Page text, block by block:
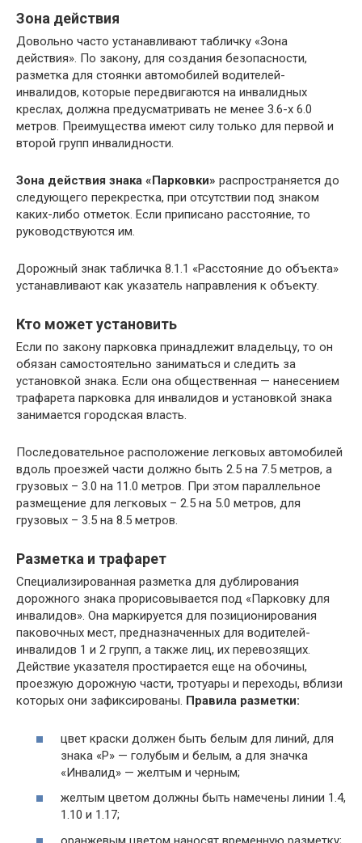
Зона действия
Довольно часто устанавливают табличку «Зона
действия». По закону, для создания безопасности,
разметка для стоянки автомобилей водителей-
инвалидов, которые передвигаются на инвалидных
креслах, должна предусматривать не менее 3.6-х 6.0
метров. Преимущества имеют силу только для первой и
второй групп инвалидности.
Зона действия знака «Парковки» распространяется до
следующего перекрестка, при отсутствии под знаком
каких-либо отметок. Если приписано расстояние, то
руководствуются им.
Дорожный знак табличка 8.1.1 «Расстояние до объекта»
устанавливают как указатель направления к объекту.
Кто может установить
Если по закону парковка принадлежит владельцу, то он
обязан самостоятельно заниматься и следить за
установкой знака. Если она общественная — нанесением
трафарета парковка для инвалидов и установкой знака
занимается городская власть.
Последовательное расположение легковых автомобилей
вдоль проезжей части должно быть 2.5 на 7.5 метров, а
грузовых – 3.0 на 11.0 метров. При этом параллельное
размещение для легковых – 2.5 на 5.0 метров, для
грузовых – 3.5 на 8.5 метров.
Разметка и трафарет
Специализированная разметка для дублирования
дорожного знака прорисовывается под «Парковку для
инвалидов». Она маркируется для позиционирования
паковочных мест, предназначенных для водителей-
инвалидов 1 и 2 групп, а также лиц, их перевозящих.
Действие указателя простирается еще на обочины,
проезжую дорожную части, тротуары и переходы, вблизи
которых они зафиксированы. Правила разметки:
цвет краски должен быть белым для линий, для
знака «Р» — голубым и белым, а для значка
«Инвалид» — желтым и черным;
желтым цветом должны быть намечены линии 1.4,
1.10 и 1.17;